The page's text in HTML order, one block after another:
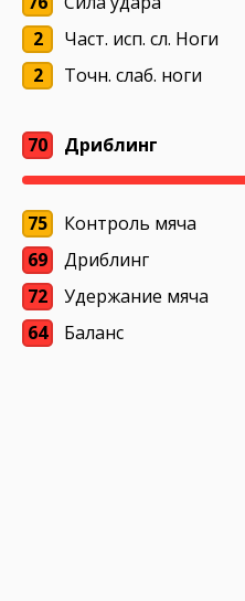
2
Част. исп. сл. Ноги
2
Точн. слаб. ноги
70 Дриблинг
75
Контроль мяча
69
Дриблинг
72
Удержание мяча
64
Баланс